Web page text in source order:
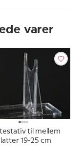
varer
til mellem
19-25 cm